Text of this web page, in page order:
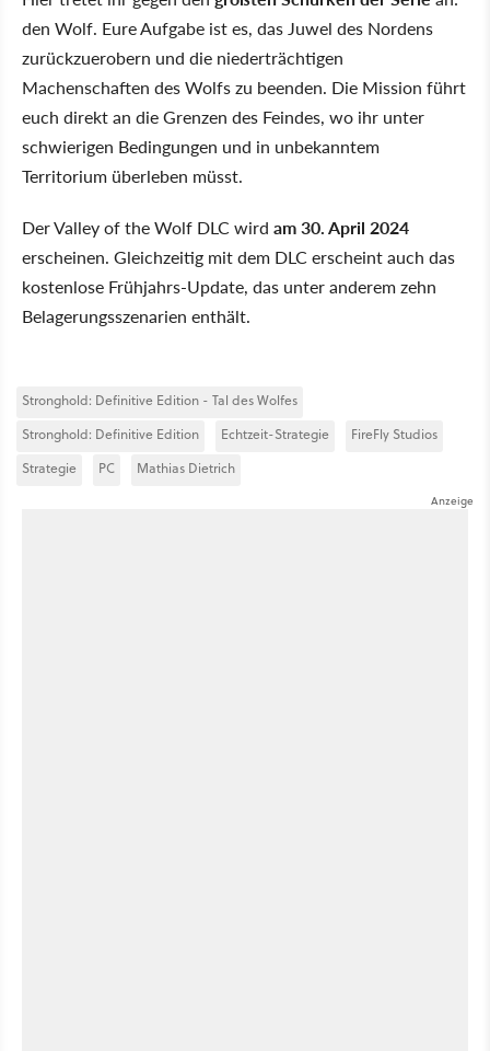
den Wolf. Eure Aufgabe ist es, das Juwel des Nordens
zurückzuerobern und die niederträchtigen
Machenschaften des Wolfs zu beenden. Die Mission führt
euch direkt an die Grenzen des Feindes, wo ihr unter
schwierigen Bedingungen und in unbekanntem
Territorium überleben müsst.
Der Valley of the Wolf DLC wird am 30. April 2024
erscheinen. Gleichzeitig mit dem DLC erscheint auch das
kostenlose Frühjahrs-Update, das unter anderem zehn
Belagerungsszenarien enthält.
Stronghold: Definitive Edition - Tal des Wolfes
Stronghold: Definitive Edition
Echtzeit-Strategie
FireFly Studios
Strategie
PC Mathias Dietrich